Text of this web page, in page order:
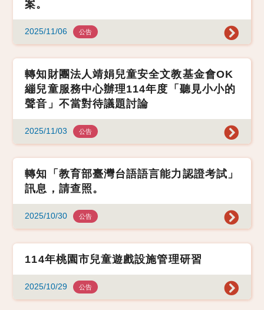
案。
2025/11/06 公告
轉知財團法人靖娟兒童安全文教基金會OK
繃兒童服務中心辦理114年度「聽見小小的
聲音」不當對待議題討論
2025/11/03 公告
轉知「教育部臺灣台語語言能力認證考試」
訊息，請查照。
2025/10/30 公告
114年桃園市兒童遊戲設施管理研習
2025/10/29 公告